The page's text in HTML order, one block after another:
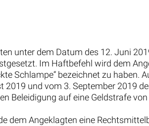
unter dem Datum des 12. Juni
Im Haftbefehl wird dem
Schlampe“ bezeichnet zu haben.
und vom 3. September 2019
Beleidigung auf eine Geldstrafe
dem Angeklagten eine